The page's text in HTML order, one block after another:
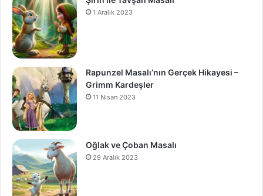
1 Aralık 2023
Rapunzel Masalı’nın Gerçek Hikayesi –
Grimm Kardeşler
11 Nisan 2023
Oğlak ve Çoban Masalı
29 Aralık 2023